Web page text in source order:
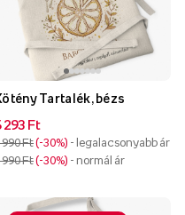
Tartalék, bézs
293 Ft
990 Ft -30% - legalacsonyabb ár
990 Ft -30% - normál ár